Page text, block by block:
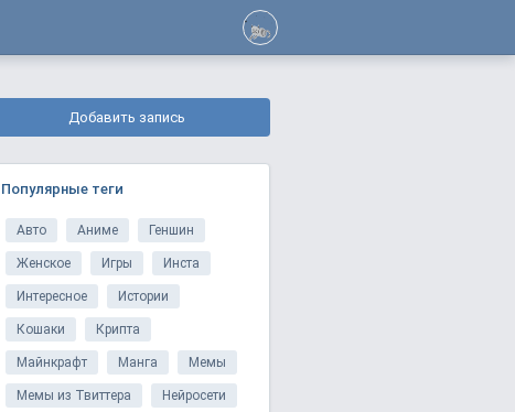
Добавить запись
Популярные теги
Авто Аниме Геншин
Женское Игры Инста
Интересное Истории
Кошаки Крипта
Майнкрафт Манга Мемы
Мемы из Твиттера Нейросети